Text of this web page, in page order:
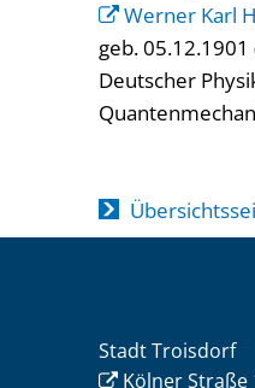
Werner Karl
geb.
Deutscher
Stadt Troisdorf
Kölner Straße